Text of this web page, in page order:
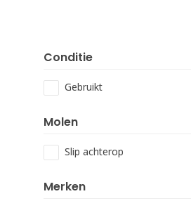
Conditie
Gebruikt
Molen
Slip achterop
Merken